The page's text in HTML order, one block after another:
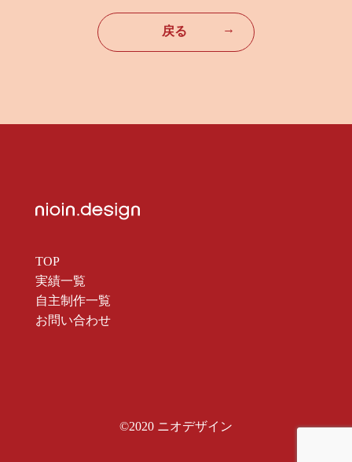
戻る →
TOP
実績一覧
自主制作一覧
お問い合わせ
©2020 ニオデザイン